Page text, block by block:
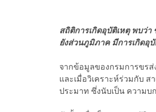
สถิติการเกิดอุบัติเหตุ พบว่
ยังส่วนภูมิภาค มีการเกิดอุ
จากข้อมูลของกรมการขรส่
และเมื่อวิเคราะห์ร่วมกับ
ประมาท ซึ่งนับเป็น ความบ